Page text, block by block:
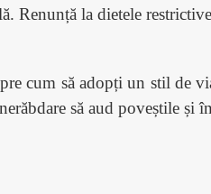
Renunță la dietele
cum să adopți un stil de
să aud poveștile și